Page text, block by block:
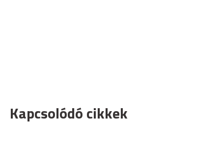
Kapcsolódó cikkek